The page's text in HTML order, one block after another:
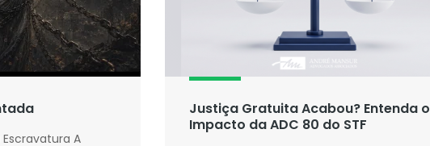
Escravatura A
Justiça Gratuita Acabou? Entenda o
Impacto da ADC 80 do STF